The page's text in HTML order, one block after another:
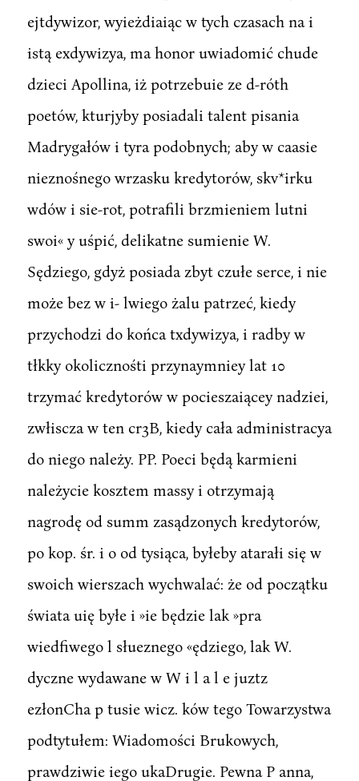
ejtdywizor, wyieżdiaiąc w tych czasach na i
istą exdywizya, ma honor uwiadomić chude
dzieci Apollina, iż potrzebuie ze d-róth
poetów, kturjyby posiadali talent pisania
Madrygałów i tyra podobnych; aby w caasie
nieznośnego wrzasku kredytorów, skv*irku
wdów i sie-rot, potrafili brzmieniem lutni
swoi« y uśpić, delikatne sumienie W.
Sędziego, gdyż posiada zbyt czułe serce, i nie
może bez w i- lwiego żalu patrzeć, kiedy
przychodzi do końca txdywizya, i radby w
tłkky okolicznośti przynaymniey lat 10
trzymać kredytorów w pocieszaiącey nadziei,
zwłiscza w ten cr3B, kiedy cała administracya
do niego należy. PP. Poeci będą karmieni
należycie kosztem massy i otrzymają
nagrodę od summ zasądzonych kredytorów,
po kop. śr. i o od tysiąca, byłeby atarałi się w
swoich wierszach wychwalać: że od początku
świata uię byłe i »ie będzie lak »pra
wiedfiwego l słueznego «ędziego, lak W.
dyczne wydawane w W i l a l e juztz
ezłonCha p tusie wicz. ków tego Towarzystwa
podtytułem: Wiadomości Brukowych,
prawdziwie iego ukaDrugie. Pewna P anna,